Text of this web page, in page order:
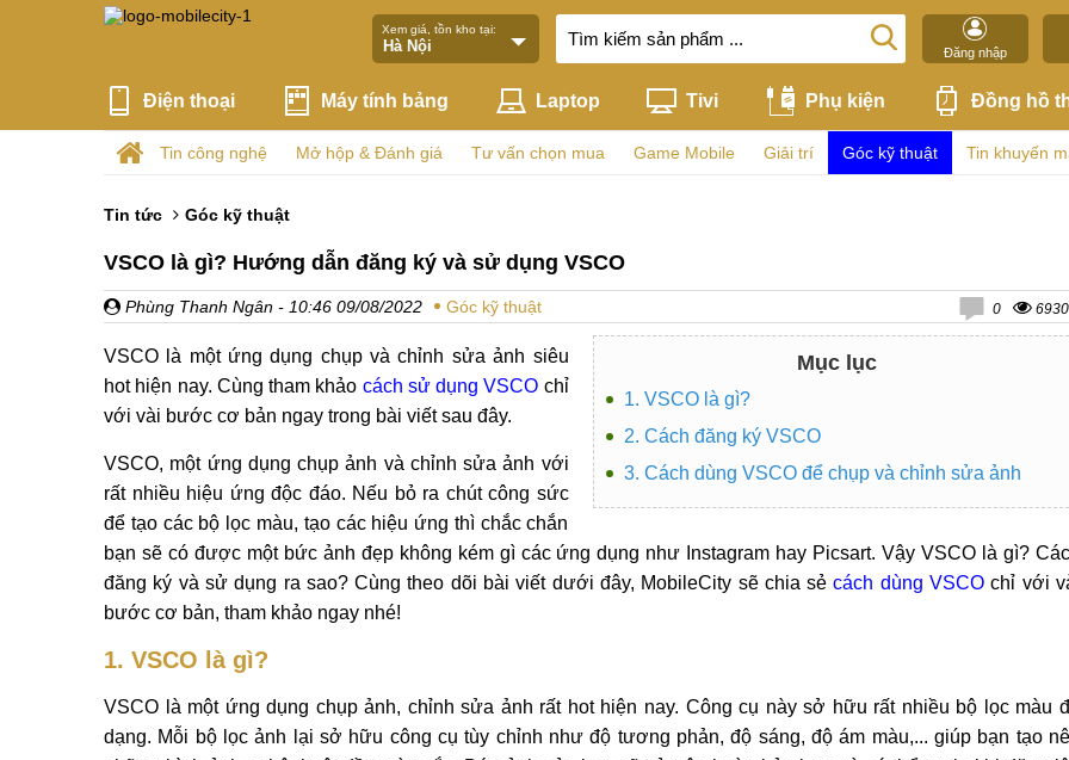
Xem giá, tồn kho tại:
Đăng nhập
Điện thoại Máy tính bảng Laptop Tivi Phụ kiện Đồng hồ
Tin công nghệ Mở hộp & Đánh giá Tư vấn chọn mua Game Mobile Giải trí Góc kỹ thuật Tin khuyến
Tin tức Góc kỹ thuật
VSCO là gì? Hướng dẫn đăng ký và sử dụng VSCO
Phùng Thanh Ngân - 10:46 09/08/2022 Góc kỹ thuật 0 6930
Mục lục
1. VSCO là gì?
2. Cách đăng ký VSCO
3. Cách dùng VSCO để chụp và chỉnh sửa ảnh
VSCO là một ứng dụng chụp và chỉnh sửa ảnh siêu
hot hiện nay. Cùng tham khảo cách sử dụng VSCO chỉ
với vài bước cơ bản ngay trong bài viết sau đây.
VSCO, một ứng dụng chụp ảnh và chỉnh sửa ảnh với
rất nhiều hiệu ứng độc đáo. Nếu bỏ ra chút công sức
để tạo các bộ lọc màu, tạo các hiệu ứng thì chắc chắn
bạn sẽ có được một bức ảnh đẹp không kém gì các ứng dụng như Instagram hay Picsart. Vậy VSCO là gì?
đăng ký và sử dụng ra sao? Cùng theo dõi bài viết dưới đây, MobileCity sẽ chia sẻcách dùng VSCO chỉ với
bước cơ bản, tham khảo ngay nhé!
1. VSCO là gì?
VSCO là một ứng dụng chụp ảnh, chỉnh sửa ảnh rất hot hiện nay. Công cụ này sở hữu rất nhiều bộ lọc màu
dạng. Mỗi bộ lọc ảnh lại sở hữu công cụ tùy chỉnh như độ tương phản, độ sáng, độ ám màu,... giúp bạn tạo